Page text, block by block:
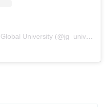
A post shared by JGU | Jakarta Global University (@jg_university)